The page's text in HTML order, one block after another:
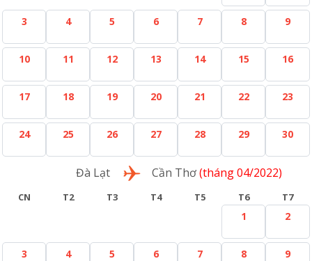
3 4 5 6 7 8 9
10 11 12 13 14 15 16
17 18 19 20 21 22 23
24 25 26 27 28 29 30
Đà Lạt Cần Thơ(tháng 04/2022)
CN T2 T3 T4 T5 T6 T7
1 2
3 4 5 6 7 8 9